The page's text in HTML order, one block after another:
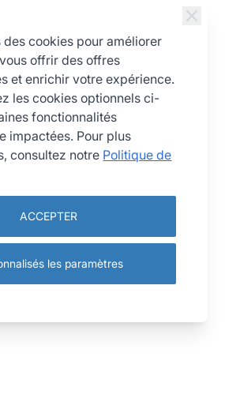
torsadé - 0,6 L
des cookies pour améliorer
offrir des offres
et enrichir votre expérience.
les cookies optionnels ci-
fonctionnalités
impactées. Pour plus
consultez notre Politique de
ACCEPTER
les paramètres